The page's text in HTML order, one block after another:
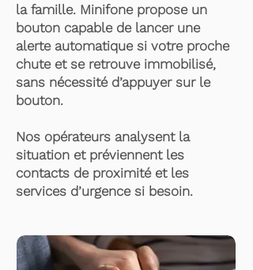
la famille. Minifone propose un
bouton capable de lancer une
alerte automatique si votre proche
chute et se retrouve immobilisé,
sans nécessité d’appuyer sur le
bouton.
Nos opérateurs analysent la
situation et préviennent les
contacts de proximité et les
services d’urgence si besoin.